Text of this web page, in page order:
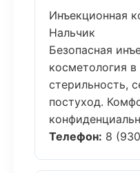
Инъекционная
Нальчик
Безопасная
косметология
стерильность,
постуход.
Телефон: 8